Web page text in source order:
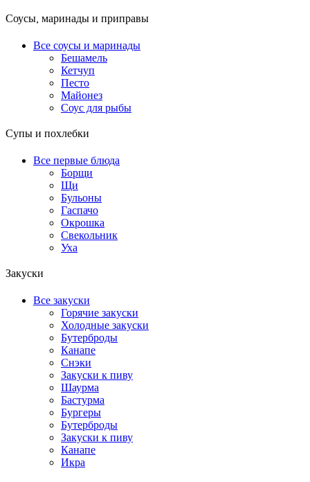
Соусы, маринады и приправы
Все соусы и маринады
Бешамель
Кетчуп
Песто
Майонез
Соус для рыбы
Супы и похлебки
Все первые блюда
Борщи
Щи
Бульоны
Гаспачо
Окрошка
Свекольник
Уха
Закуски
Все закуски
Горячие закуски
Холодные закуски
Бутерброды
Канапе
Снэки
Закуски к пиву
Шаурма
Бастурма
Бургеры
Бутерброды
Закуски к пиву
Канапе
Икра